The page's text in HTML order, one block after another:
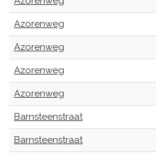
Azorenweg
Azorenweg
Azorenweg
Azorenweg
Barnsteenstraat
Barnsteenstraat